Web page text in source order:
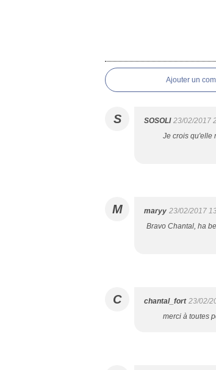
Ajouter un
S SOSOLI 23/02/2017
Je crois qu'elle
M maryy 23/02/2017
Bravo Chantal, ha
C chantal_fort 23/02/
merci à toutes